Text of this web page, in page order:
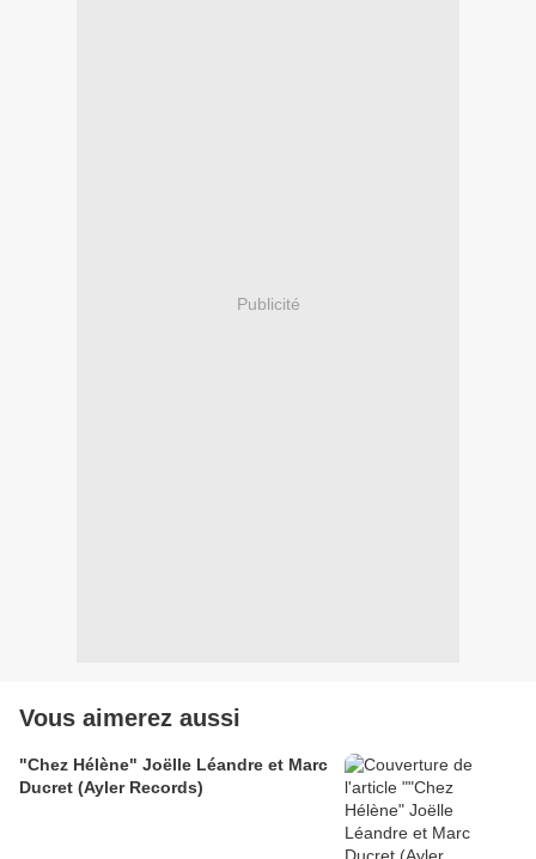
Publicité
Vous aimerez aussi
"Chez Hélène" Joëlle Léandre et Marc
Ducret (Ayler Records)